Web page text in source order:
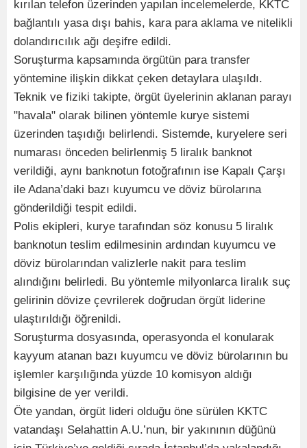
kırılan telefon üzerinden yapılan incelemelerde, KKTC
bağlantılı yasa dışı bahis, kara para aklama ve nitelikli
dolandırıcılık ağı deşifre edildi.
Soruşturma kapsamında örgütün para transfer
yöntemine ilişkin dikkat çeken detaylara ulaşıldı.
Teknik ve fiziki takipte, örgüt üyelerinin aklanan parayı
"havala" olarak bilinen yöntemle kurye sistemi
üzerinden taşıdığı belirlendi. Sistemde, kuryelere seri
numarası önceden belirlenmiş 5 liralık banknot
verildiği, aynı banknotun fotoğrafının ise Kapalı Çarşı
ile Adana’daki bazı kuyumcu ve döviz bürolarına
gönderildiği tespit edildi.
Polis ekipleri, kurye tarafından söz konusu 5 liralık
banknotun teslim edilmesinin ardından kuyumcu ve
döviz bürolarından valizlerle nakit para teslim
alındığını belirledi. Bu yöntemle milyonlarca liralık suç
gelirinin dövize çevrilerek doğrudan örgüt liderine
ulaştırıldığı öğrenildi.
Soruşturma dosyasında, operasyonda el konularak
kayyum atanan bazı kuyumcu ve döviz bürolarının bu
işlemler karşılığında yüzde 10 komisyon aldığı
bilgisine de yer verildi.
Öte yandan, örgüt lideri olduğu öne sürülen KKTC
vatandaşı Selahattin A.U.’nun, bir yakınının düğünü